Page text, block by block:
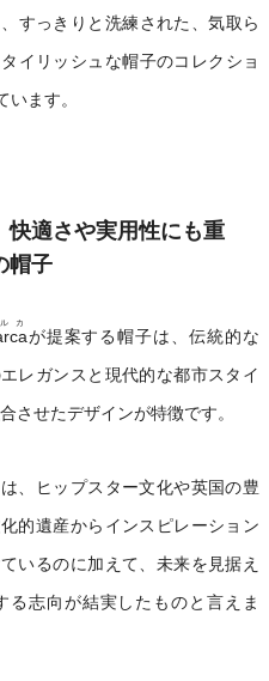
すっきりと洗練された、気取ら
イリッシュな帽子のコレクショ
ます。
快適さや実用性にも重
帽子
カ
が提案する帽子は、伝統的な
レガンスと現代的な都市スタイ
させたデザインが特徴です。
、ヒップスター文化や英国の豊
的遺産からインスピレーション
いるのに加えて、未来を見据え
る志向が結実したものと言えま